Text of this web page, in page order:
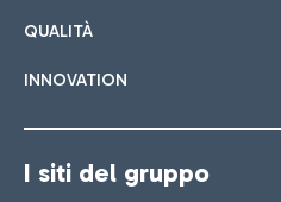
QUALITÀ
INNOVATION
I siti del gruppo